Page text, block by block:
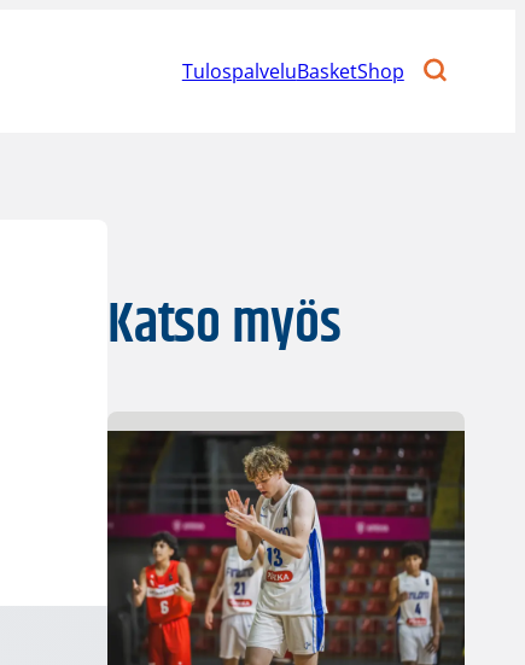
TulospalveluBasketShop
Katso myös